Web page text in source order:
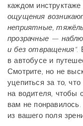
каждом инструктаже
ощущения
неприятные,
прозрачные —
и без отвращения".
в автобусе и
Смотрите, но не
уцепиться за то,
на водителя, чтобы
вам не
из вашего поля